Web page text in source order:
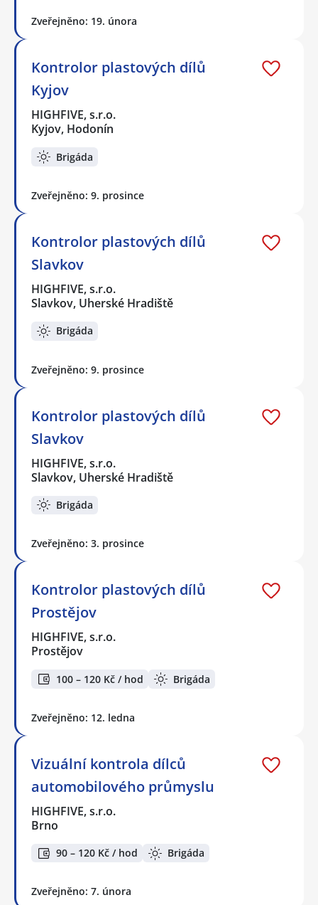
Zveřejněno: 19. února
Kontrolor plastových dílů
Kyjov
HIGHFIVE, s.r.o.
Kyjov, Hodonín
Brigáda
Zveřejněno: 9. prosince
Kontrolor plastových dílů
Slavkov
HIGHFIVE, s.r.o.
Slavkov, Uherské Hradiště
Brigáda
Zveřejněno: 9. prosince
Kontrolor plastových dílů
Slavkov
HIGHFIVE, s.r.o.
Slavkov, Uherské Hradiště
Brigáda
Zveřejněno: 3. prosince
Kontrolor plastových dílů
Prostějov
HIGHFIVE, s.r.o.
Prostějov
100 – 120 Kč / hod Brigáda
Zveřejněno: 12. ledna
Vizuální kontrola dílců
automobilového průmyslu
HIGHFIVE, s.r.o.
Brno
90 – 120 Kč / hod Brigáda
Zveřejněno: 7. února